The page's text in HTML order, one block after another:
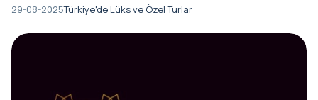
29-08-2025Türkiye'de Lüks ve Özel Turlar